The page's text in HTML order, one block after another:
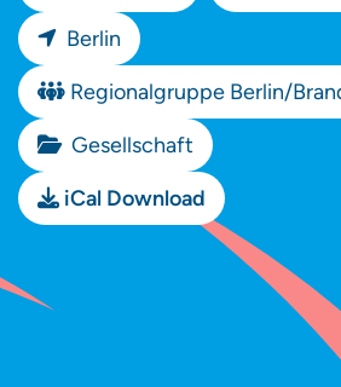
Berlin
Regionalgruppe Berlin/
Gesellschaft
iCal Download